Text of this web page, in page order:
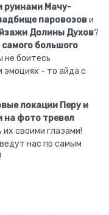
руинами Мачу-
паровозови
Долины Духов?
самого большого
не боитесь
эмоциях - то айда с
локации Перу и
на фото тревел
своими глазами!
нас по самым